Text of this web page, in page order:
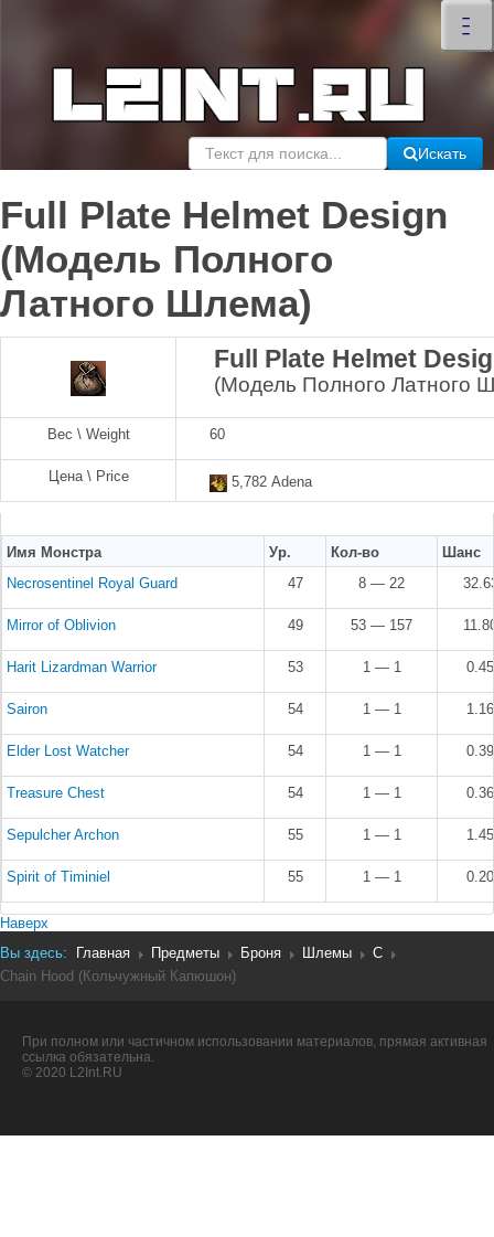
–
–
–
×
Искать
Full Plate Helmet Design
(Модель Полного
Латного Шлема)
Full Plate Helmet
(Модель Полного Латного
Вес \ Weight 60
Цена \ Price 5,782 Adena
Имя Монстра Ур. Кол-во
Шанс
Necrosentinel Royal Guard
47 8 — 22
Mirror of Oblivion 49 53 — 157
Harit Lizardman Warrior 53 1 — 1
Sairon 54 1 — 1
Elder Lost Watcher 54 1 — 1
Treasure Chest 54 1 — 1
Sepulcher Archon 55 1 — 1
Spirit of Timiniel 55 1 — 1
Наверх
Вы здесь:
Главная Предметы Броня Шлемы
C
Chain Hood (Кольчужный Капюшон)
При полном или частичном использовании материалов, прямая активная
ссылка обязательна.
© 2020 L2Int.RU